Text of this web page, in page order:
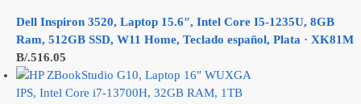
Dell Inspiron 3520, Laptop 15.6″, Intel Core I5-1235U, 8GB
Ram, 512GB SSD, W11 Home, Teclado español, Plata · XK81M
B/.516.05